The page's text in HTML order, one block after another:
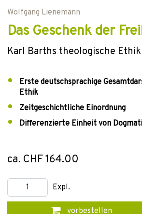
Wolfgang Lienemann
Das Geschenk der
Karl Barths theologische Ethik
Erste deutschsprachige
Ethik
Zeitgeschichtliche Einordnung
Differenzierte Einheit von
ca. CHF 164.00
Expl.
vorbestellen